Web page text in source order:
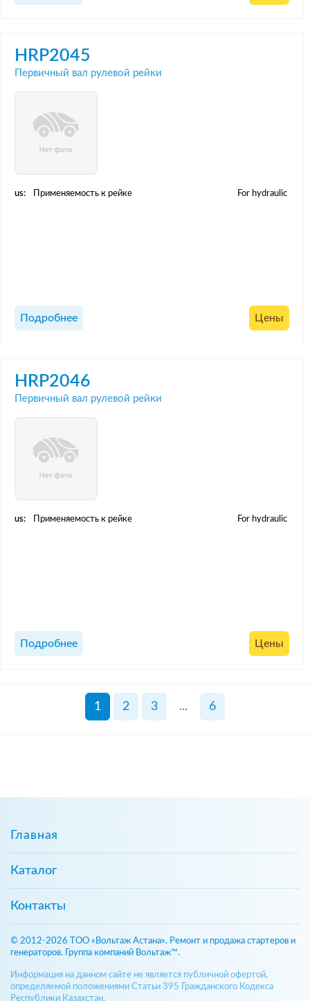
HRP2045
Первичный вал рулевой рейки
us: Применяемость к рейке For hydraulic
Подробнее Цены
HRP2046
Первичный вал рулевой рейки
us: Применяемость к рейке For hydraulic
Подробнее Цены
1 2 3 ... 6
Главная
Каталог
Контакты
© 2012-2026 ТОО «Вольтаж Астана». Ремонт и продажа стартеров и
генераторов. Группа компаний Вольтаж™.
Информация на данном сайте не является публичной офертой,
определяемой положениями Статьи 395 Гражданского Кодекса
Республики Казахстан.